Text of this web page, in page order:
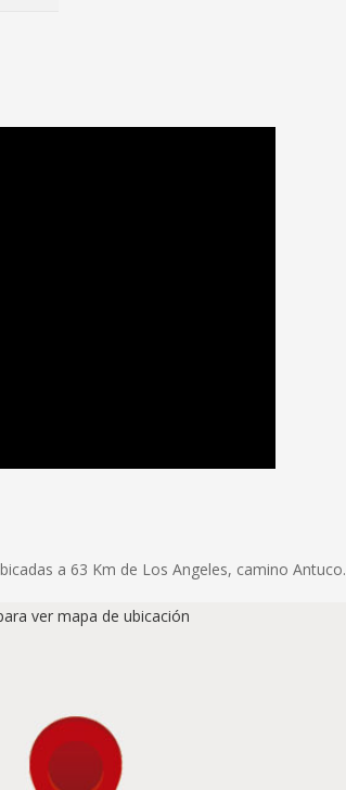
a 63 Km de Los Angeles, camino Antuco.
ver mapa de ubicación